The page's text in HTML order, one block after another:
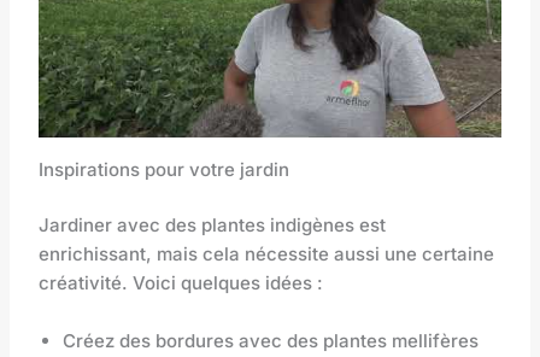
Inspirations pour votre jardin
Jardiner avec des plantes indigènes est
enrichissant, mais cela nécessite aussi une certaine
créativité. Voici quelques idées :
Créez des bordures avec des plantes mellifères